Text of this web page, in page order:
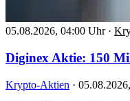
05.08.2026, 04:00 Uhr ·
Diginex Aktie: 150
Krypto-Aktien ·